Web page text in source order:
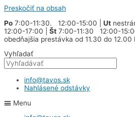
Preskočiť na obsah
Po 7:00-11:30. 12:00-15:00 | Ut
12:00-17:00 | Št 7:00-11:30 12:00-
obedňajšia prestávka od 11.30 do 12.00
Vyhľadať
info@tavos.sk
Nahlásené odstávky
Menu